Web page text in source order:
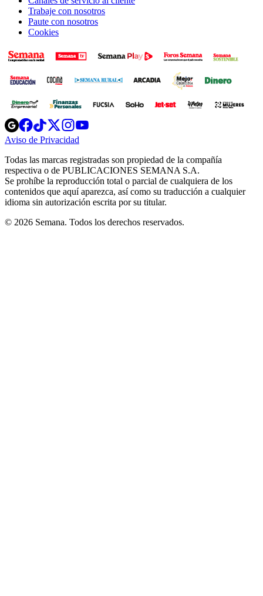
Trabaje con nosotros
Paute con nosotros
Cookies
Opens
in
new
Opens
in
new
Opens
in
new
window
Opens
new
windowwindow
Aviso de Privacidad
new
window
Todas las marcas registradas son propiedad de la compañía
respectiva o de PUBLICACIONES SEMANA S.A.
Se prohíbe la reproducción total o parcial de cualquiera de los
contenidos que aquí aparezca, así como su traducción a cualquier
idioma sin autorización escrita por su titular.
© 2026 Semana. Todos los derechos reservados.